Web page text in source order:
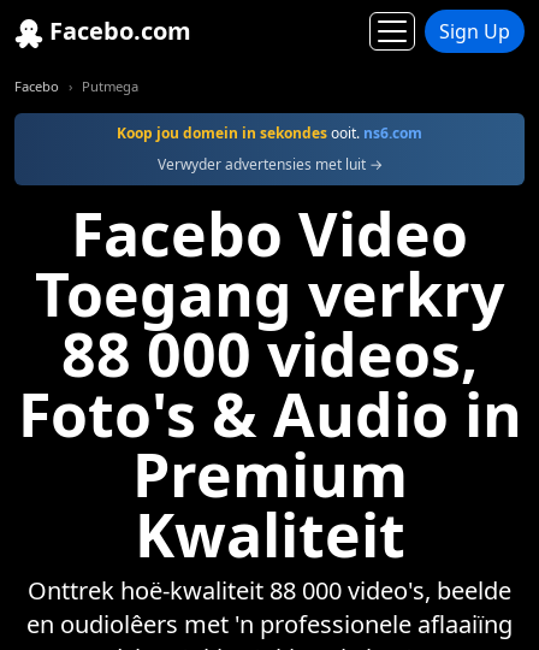
Facebo.com Sign Up
Facebo Putmega
Koop jou domein in sekondesooit. ns6.com
Verwyder advertensies met luit →
Facebo Video
Toegang verkry
88 000 videos,
Foto's & Audio in
Premium
Kwaliteit
Onttrek hoë-kwaliteit 88 000 video's, beelde
en oudiolêers met 'n professionele aflaaiïng